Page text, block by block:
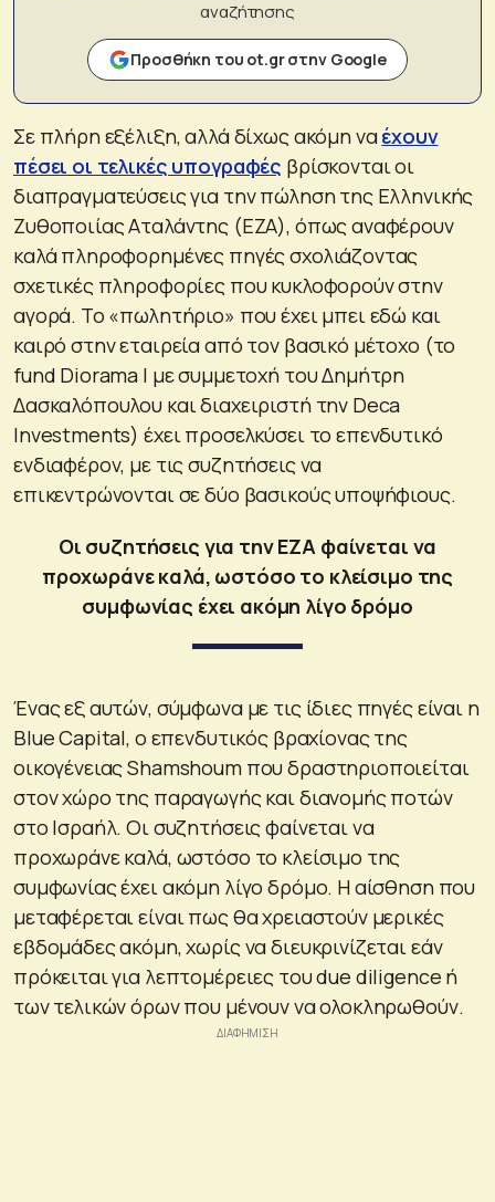
αναζήτησης
Προσθήκη του ot.gr στην Google
Σε πλήρη εξέλιξη, αλλά δίχως ακόμη ναέχουν
πέσει οι τελικές υπογραφές βρίσκονται οι
διαπραγματεύσεις για την πώληση της Ελληνικής
Ζυθοποιίας Αταλάντης (ΕΖΑ), όπως αναφέρουν
καλά πληροφορημένες πηγές σχολιάζοντας
σχετικές πληροφορίες που κυκλοφορούν στην
αγορά. Το «πωλητήριο» που έχει μπει εδώ και
καιρό στην εταιρεία από τον βασικό μέτοχο (το
fund Diorama I με συμμετοχή του Δημήτρη
Δασκαλόπουλου και διαχειριστή την Deca
Investments) έχει προσελκύσει το επενδυτικό
ενδιαφέρον, με τις συζητήσεις να
επικεντρώνονται σε δύο βασικούς υποψήφιους.
Οι συζητήσεις για την ΕΖΑ φαίνεται να
προχωράνε καλά, ωστόσο το κλείσιμο της
συμφωνίας έχει ακόμη λίγο δρόμο
Ένας εξ αυτών, σύμφωνα με τις ίδιες πηγές είναι η
Blue Capital, ο επενδυτικός βραχίονας της
οικογένειας Shamshoum που δραστηριοποιείται
στον χώρο της παραγωγής και διανομής ποτών
στο Ισραήλ. Οι συζητήσεις φαίνεται να
προχωράνε καλά, ωστόσο το κλείσιμο της
συμφωνίας έχει ακόμη λίγο δρόμο. Η αίσθηση που
μεταφέρεται είναι πως θα χρειαστούν μερικές
εβδομάδες ακόμη, χωρίς να διευκρινίζεται εάν
πρόκειται για λεπτομέρειες του due diligence ή
των τελικών όρων που μένουν να ολοκληρωθούν.